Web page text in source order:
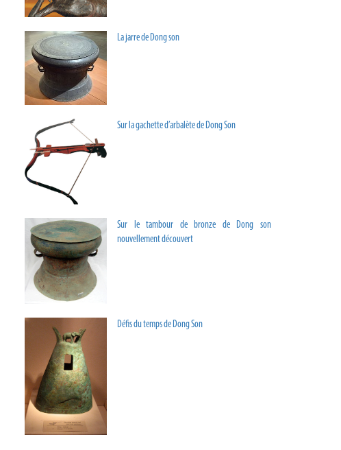
La jarre de Dong son
Sur la gachette d’arbalète de Dong Son
Sur le tambour de bronze de Dong son
nouvellement découvert
Défis du temps de Dong Son